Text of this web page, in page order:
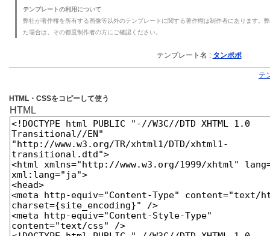
テンプレートの利用について
弊社が著作権を所有する画像等以外のテンプレートに関する著作権は制作者にあります。
た場合は、その都度制作者の方にご確認ください。
テンプレート名 : タンポポ
テ
HTML・CSSをコピーして使う
HTML